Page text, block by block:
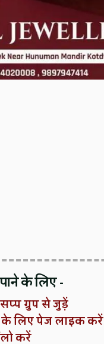
के लिए -
ग्रुप से जुड़ें
लिए पेज लाइक करें
करें